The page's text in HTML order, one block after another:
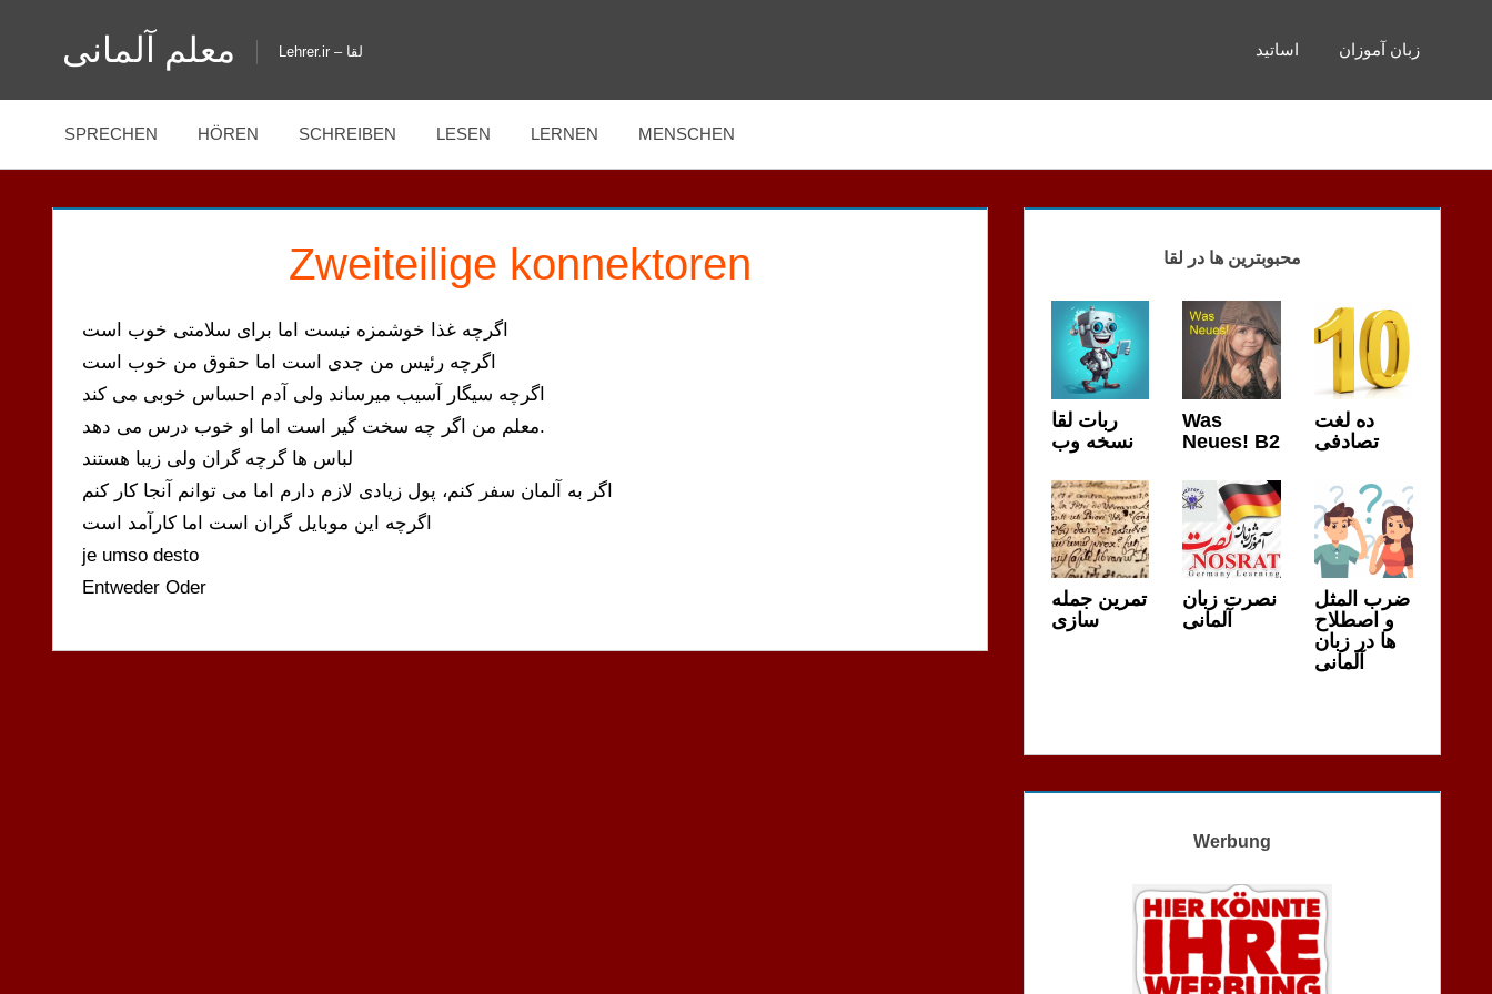
معلم آلمانی Lehrer.ir – لقا اساتید زبان آموزان
SPRECHEN HÖREN SCHREIBEN LESEN LERNEN MENSCHEN
Zweiteilige konnektoren
اگرچه غذا خوشمزه نیست اما برای سلامتی خوب است
اگرچه رئیس من جدی است اما حقوق من خوب است
اگرچه سیگار آسیب میرساند ولی آدم احساس خوبی می کند
معلم من اگر چه سخت گیر است اما او خوب درس می دهد.
لباس ها گرچه گران ولی زیبا هستند
اگر به آلمان سفر کنم، پول زیادی لازم دارم اما می توانم آنجا کار کنم
اگرچه این موبایل گران است اما کارآمد است
je umso desto
Entweder Oder
محبوبترین ها در لقا
ربات لقا
نسخه وب
Was
Neues! B2
ده لغت
تصادفی
تمرین جمله
سازی
نصرت زبان
آلمانی
ضرب المثل
و اصطلاح
ها در زبان
آلمانی
Werbung